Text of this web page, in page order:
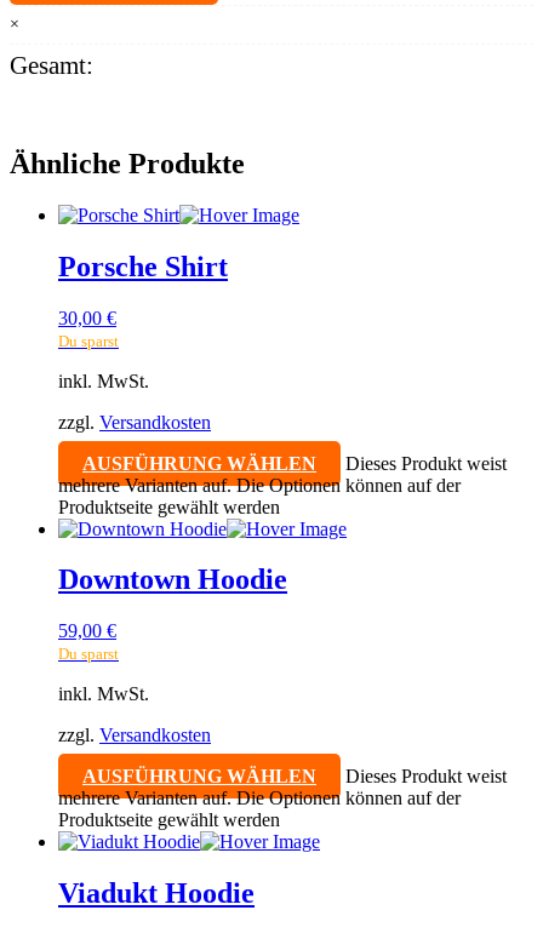
×
Gesamt:
Ähnliche Produkte
Porsche Shirt
30,00 €
Du sparst
inkl. MwSt.
zzgl. Versandkosten
AUSFÜHRUNG WÄHLEN
Dieses Produkt weist
mehrere Varianten auf. Die Optionen können auf der
Produktseite gewählt werden
Downtown Hoodie
59,00 €
Du sparst
inkl. MwSt.
zzgl. Versandkosten
AUSFÜHRUNG WÄHLEN
Dieses Produkt weist
mehrere Varianten auf. Die Optionen können auf der
Produktseite gewählt werden
Viadukt Hoodie